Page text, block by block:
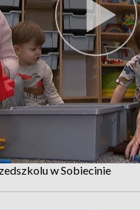
w Sobiecinie